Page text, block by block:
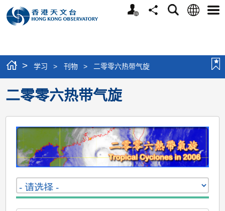
个
分
搜
语
选
> 学习 > 刊物 > 二零零六热带气旋
二零零六热带气旋